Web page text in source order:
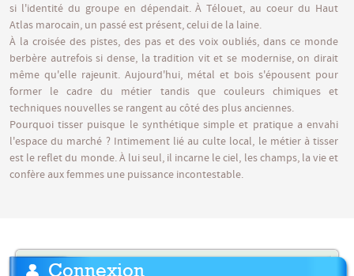
si l'identité du groupe en dépendait. À Télouet, au coeur du Haut
Atlas marocain, un passé est présent, celui de la laine.
À la croisée des pistes, des pas et des voix oubliés, dans ce monde
berbère autrefois si dense, la tradition vit et se modernise, on dirait
même qu'elle rajeunit. Aujourd'hui, métal et bois s'épousent pour
former le cadre du métier tandis que couleurs chimiques et
techniques nouvelles se rangent au côté des plus anciennes.
Pourquoi tisser puisque le synthétique simple et pratique a envahi
l'espace du marché ? Intimement lié au culte local, le métier à tisser
est le reflet du monde. À lui seul, il incarne le ciel, les champs, la vie et
confère aux femmes une puissance incontestable.
Connexion